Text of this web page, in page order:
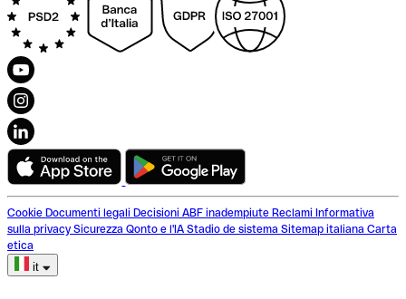
Cookie Documenti legali Decisioni ABF inadempiute Reclami Informativa
sulla privacy Sicurezza Qonto e l'IA Stadio de sistema Sitemap italiana Carta
etica
it